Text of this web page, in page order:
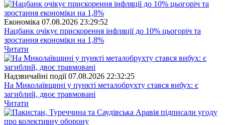
Економіка 07.08.2026 23:29:52
Нацбанк очікує прискорення інфляції до 10% цьогоріч та
зростання економіки на 1,8%
Читати
Надзвичайні події 07.08.2026 22:32:25
На Миколаївщині у пункті металобрухту стався вибух: є
загиблий, двоє травмовані
Читати